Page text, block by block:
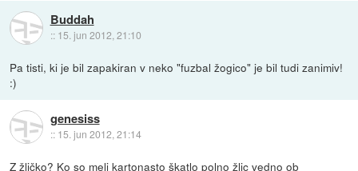
Buddah
:: 15. jun 2012, 21:10
Pa tisti, ki je bil zapakiran v neko "fuzbal žogico" je bil tudi zanimiv!
:)
genesiss
:: 15. jun 2012, 21:14
Z žličko? Ko so meli kartonasto škatlo polno žlic vedno ob